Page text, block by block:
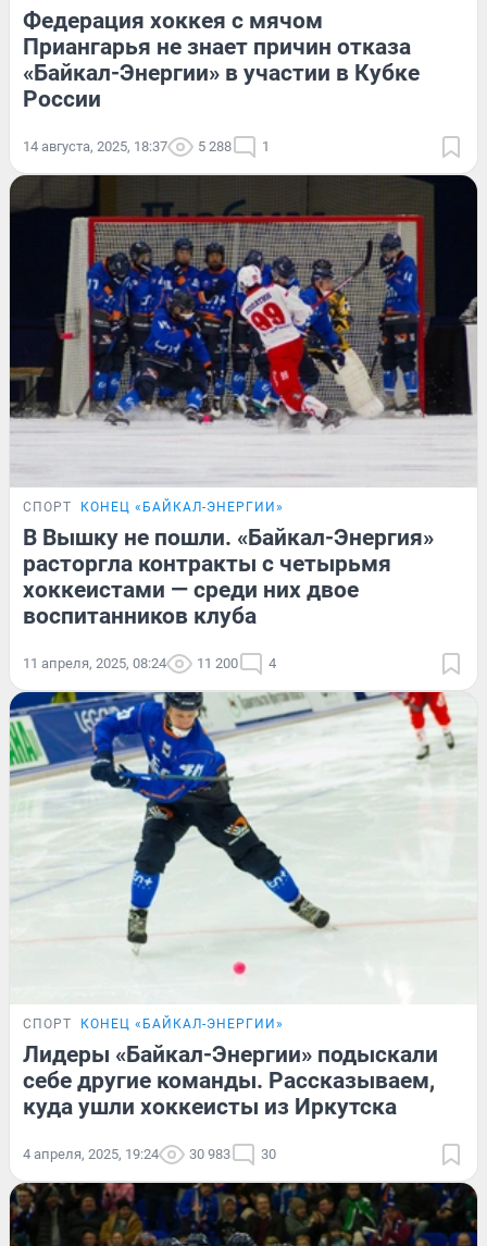
Федерация хоккея с мячом
Приангарья не знает причин отказа
«Байкал-Энергии» в участии в Кубке
России
14 августа, 2025, 18:37 5 288 1
СПОРТ КОНЕЦ «БАЙКАЛ-ЭНЕРГИИ»
В Вышку не пошли. «Байкал-Энергия»
расторгла контракты с четырьмя
хоккеистами — среди них двое
воспитанников клуба
11 апреля, 2025, 08:24 11 200 4
СПОРТ КОНЕЦ «БАЙКАЛ-ЭНЕРГИИ»
Лидеры «Байкал-Энергии» подыскали
себе другие команды. Рассказываем,
куда ушли хоккеисты из Иркутска
4 апреля, 2025, 19:24 30 983 30